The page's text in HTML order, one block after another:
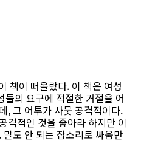
책이 떠올랐다. 이 책은 여성
의 요구에 적절한 거절을 어
, 그 어투가 사뭇 공격적이다.
격적인 것을 좋아라 하지만 이
도 안 되는 잡소리로 싸움만